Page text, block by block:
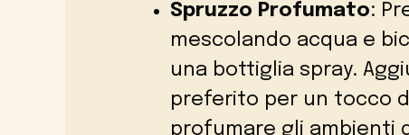
Spruzzo Profumato:
mescolando acqua e
una bottiglia spray.
preferito per un tocco
profumare gli ambienti